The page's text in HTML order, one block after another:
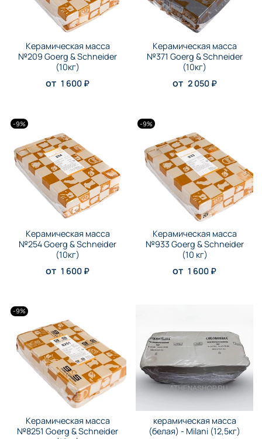
Керамическая масса
№209 Goerg & Schneider
(10кг)
от 1 600 ₽
Керамическая масса
№371 Goerg & Schneider
(10кг)
от 2 050 ₽
-9%
Керамическая масса
№254 Goerg & Schneider
(10кг)
от 1 600 ₽
-9%
Керамическая масса
№933 Goerg & Schneider
(10 кг)
от 1 600 ₽
-9%
Керамическая масса
№8251 Goerg & Schneider
керамическая масса
(белая) - Milani (12,5кг)